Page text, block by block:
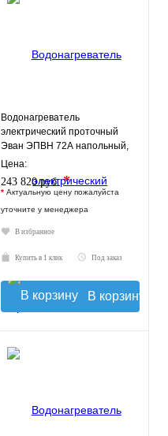
Водонагреватель
электрический проточный
Эван ЭПВН 72А напольный,
ТЭН 72 кВт.
Цена:
243 820 руб.*
* Актуальную цену пожалуйста
уточните у менеджера
В избранное
Купить в 1 клик Под заказ
В корзину